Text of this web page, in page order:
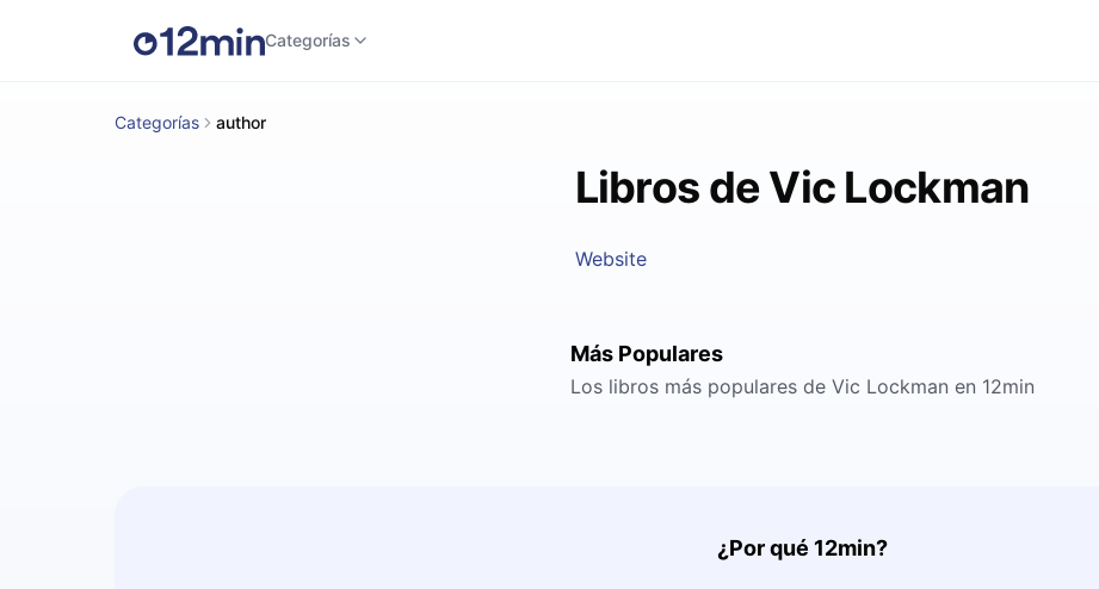
Categorías
Categorías author
Libros de Vic Lockman
Website
Más Populares
Los libros más populares de Vic Lockman en 12min
¿Por qué 12min?